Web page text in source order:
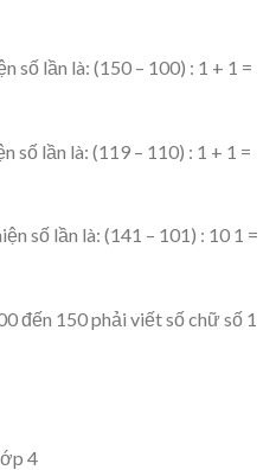
số lần là: (150 – 100) : 1 + 1 =
số lần là: (119 – 110) : 1 + 1 =
số lần là: (141 – 101) : 10 1 =
đến 150 phải viết số chữ số 1
4